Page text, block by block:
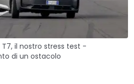
il nostro stress test -
di un ostacolo